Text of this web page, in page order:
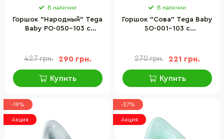
В наличии
Горшок "Народный" Tega
Baby PO-050-103 с
427 грн. 290 грн.
Купить
В наличии
Горшок "Сова" Tega Baby
SO-001-103 с
270 грн. 221 грн.
Купить
-19%
Акция
-37%
Акция